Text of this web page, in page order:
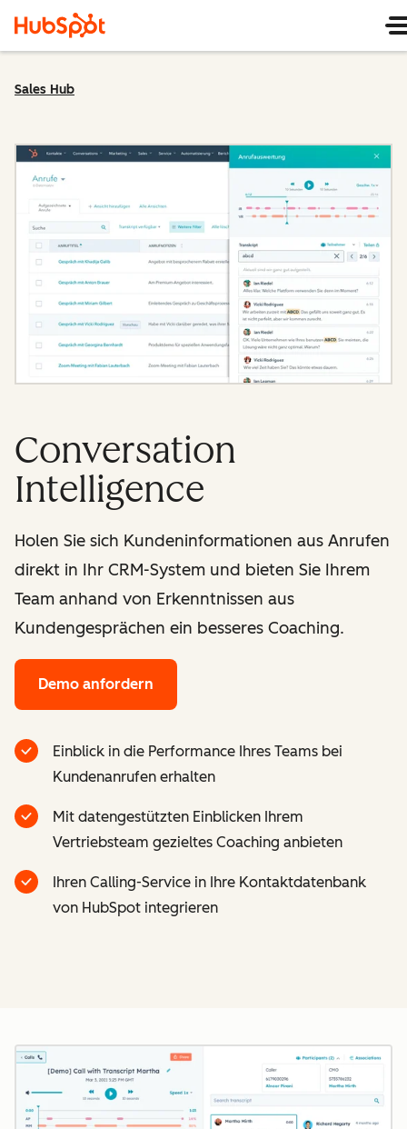
Sales Hub
Conversation
Intelligence
Holen Sie sich Kundeninformationen aus Anrufen
direkt in Ihr CRM-System und bieten Sie Ihrem
Team anhand von Erkenntnissen aus
Kundengesprächen ein besseres Coaching.
Demo anfordern
Einblick in die Performance Ihres Teams bei
Kundenanrufen erhalten
Mit datengestützten Einblicken Ihrem
Vertriebsteam gezieltes Coaching anbieten
Ihren Calling-Service in Ihre Kontaktdatenbank
von HubSpot integrieren